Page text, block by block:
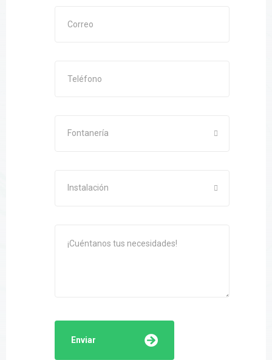
Fontanería
Instalación
Enviar